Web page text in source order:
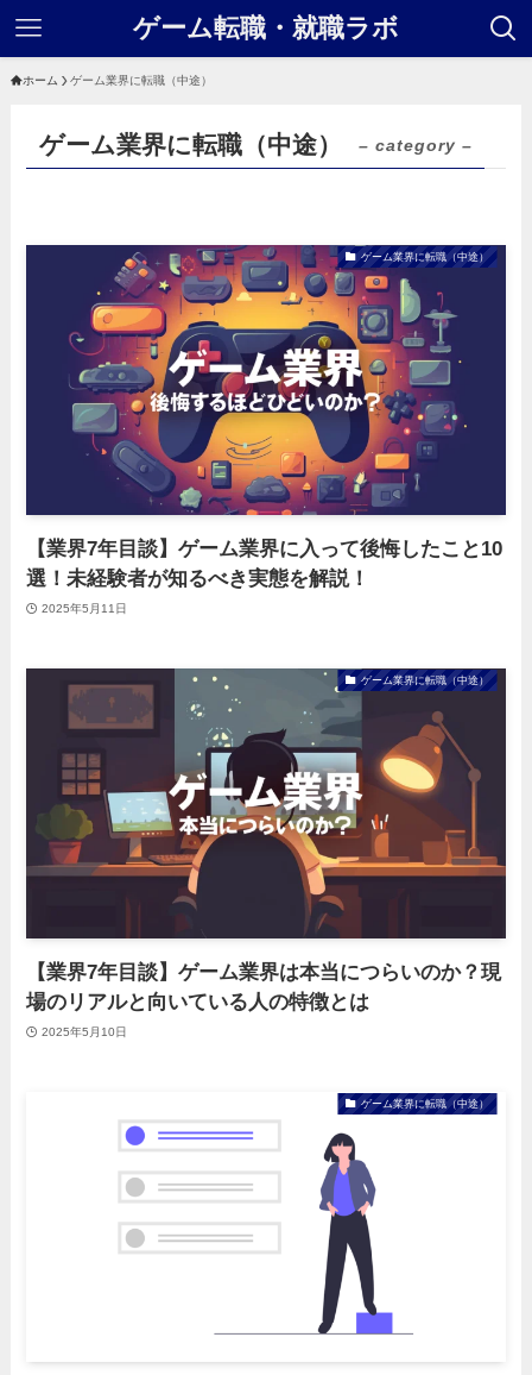
ゲーム転職・就職ラボ
ホーム ゲーム業界に転職（中途）
ゲーム業界に転職（中途） – category –
ゲーム業界に転職（中途）
【業界7年目談】ゲーム業界に入って後悔したこと10
選！未経験者が知るべき実態を解説！
2025年5月11日
ゲーム業界に転職（中途）
【業界7年目談】ゲーム業界は本当につらいのか？現
場のリアルと向いている人の特徴とは
2025年5月10日
ゲーム業界に転職（中途）